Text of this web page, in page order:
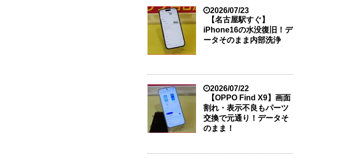
2026/07/23
【名古屋駅すぐ】
iPhone16の水没復旧！デ
ータそのまま内部洗浄
2026/07/22
【OPPO Find X9】画面
割れ・表示不良もパーツ
交換で元通り！データそ
のまま！